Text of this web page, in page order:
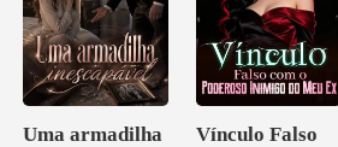
Uma armadilha
Vínculo Falso